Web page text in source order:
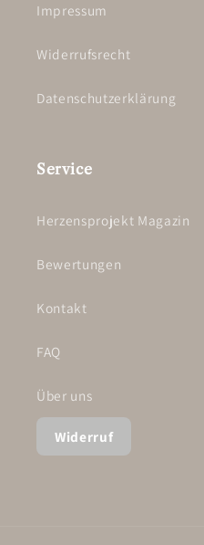
Impressum
Widerrufsrecht
Datenschutzerklärung
Service
Herzensprojekt Magazin
Bewertungen
Kontakt
FAQ
Über uns
Widerruf